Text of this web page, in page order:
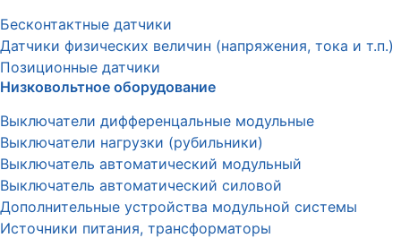
Бесконтактные датчики
Датчики физических величин (напряжения, тока и т.п.)
Позиционные датчики
Низковольтное оборудование
Выключатели дифференцальные модульные
Выключатели нагрузки (рубильники)
Выключатель автоматический модульный
Выключатель автоматический силовой
Дополнительные устройства модульной системы
Источники питания, трансформаторы